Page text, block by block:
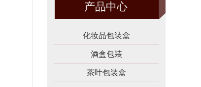
产品中心
化妆品包装盒
酒盒包装
茶叶包装盒